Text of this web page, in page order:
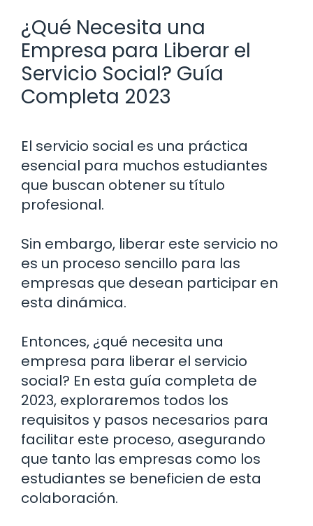
¿Qué Necesita una
Empresa para Liberar el
Servicio Social? Guía
Completa 2023
El servicio social es una práctica
esencial para muchos estudiantes
que buscan obtener su título
profesional.
Sin embargo, liberar este servicio no
es un proceso sencillo para las
empresas que desean participar en
esta dinámica.
Entonces, ¿qué necesita una
empresa para liberar el servicio
social? En esta guía completa de
2023, exploraremos todos los
requisitos y pasos necesarios para
facilitar este proceso, asegurando
que tanto las empresas como los
estudiantes se beneficien de esta
colaboración.